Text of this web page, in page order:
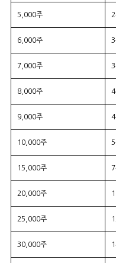
5,000주
6,000주
7,000주
8,000주 4
9,000주 4
10,000주
15,000주
20,000주
25,000주
30,000주